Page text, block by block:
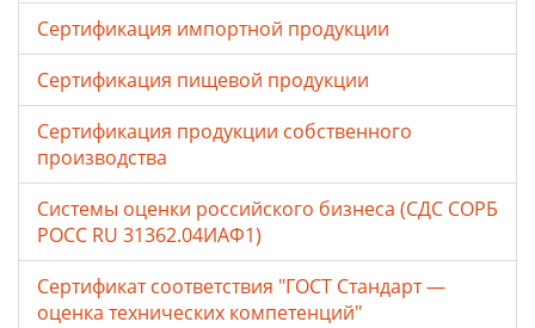
Сертификация импортной продукции
Сертификация пищевой продукции
Сертификация продукции собственного
производства
Системы оценки российского бизнеса (СДС СОРБ
РОСС RU 31362.04ИАФ1)
Сертификат соответствия "ГОСТ Стандарт —
оценка технических компетенций"